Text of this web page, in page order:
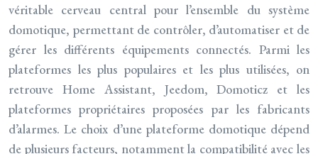
véritable cerveau central pour l’ensemble du système
domotique, permettant de contrôler, d’automatiser et de
gérer les différents équipements connectés. Parmi les
plateformes les plus populaires et les plus utilisées, on
retrouve Home Assistant, Jeedom, Domoticz et les
plateformes propriétaires proposées par les fabricants
d’alarmes. Le choix d’une plateforme domotique dépend
de plusieurs facteurs, notamment la compatibilité avec les